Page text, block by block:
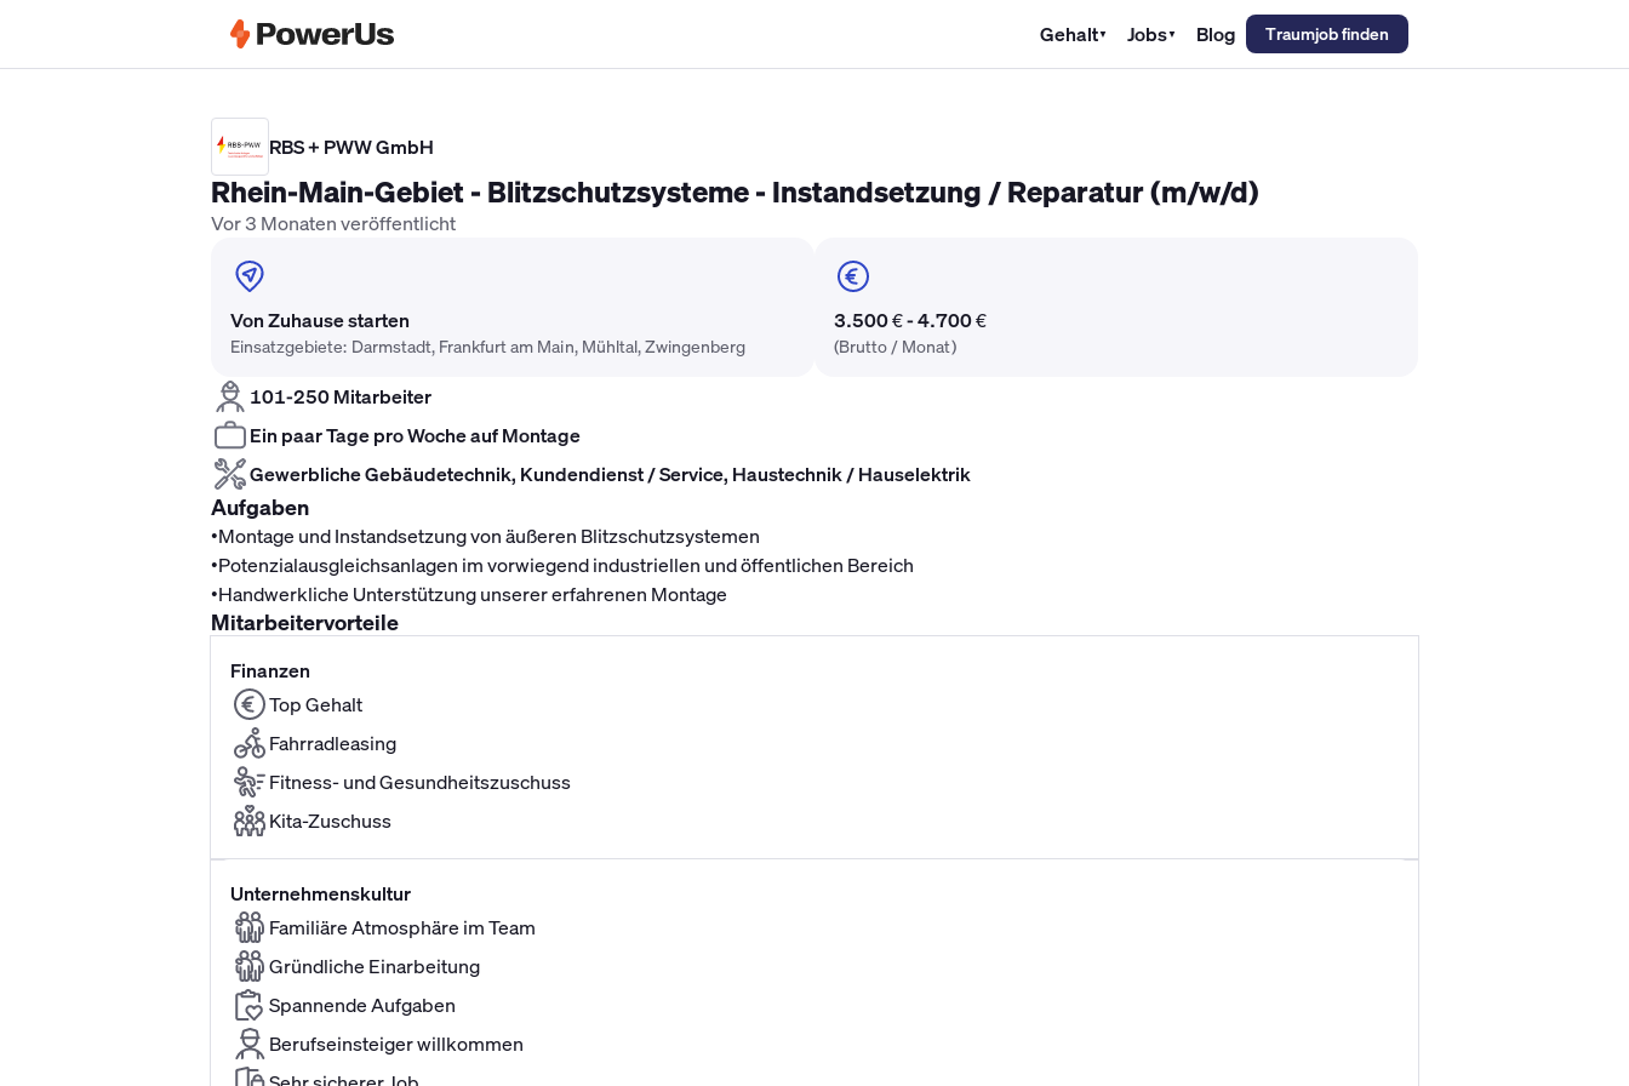
Gehalt▼ Jobs▼ Blog Traumjob finden
RBS + PWW GmbH
Rhein-Main-Gebiet - Blitzschutzsysteme - Instandsetzung / Reparatur (m/w/d)
Vor 3 Monaten veröffentlicht
Von Zuhause starten
Einsatzgebiete: Darmstadt, Frankfurt am Main, Mühltal, Zwingenberg
3.500 € - 4.700 €
(Brutto / Monat)
101-250 Mitarbeiter
Ein paar Tage pro Woche auf Montage
Gewerbliche Gebäudetechnik, Kundendienst / Service, Haustechnik / Hauselektrik
Aufgaben
•Montage und Instandsetzung von äußeren Blitzschutzsystemen
•Potenzialausgleichsanlagen im vorwiegend industriellen und öffentlichen Bereich
•Handwerkliche Unterstützung unserer erfahrenen Montage
Mitarbeitervorteile
Finanzen
Top Gehalt
Fahrradleasing
Fitness- und Gesundheitszuschuss
Kita-Zuschuss
Unternehmenskultur
Familiäre Atmosphäre im Team
Gründliche Einarbeitung
Spannende Aufgaben
Berufseinsteiger willkommen